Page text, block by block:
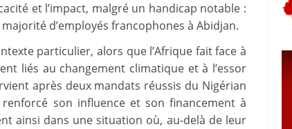
et l’impact, malgré un handicap notable :
d’employés francophones à Abidjan.
particulier, alors que l’Afrique fait face à
liés au changement climatique et à l’essor
après deux mandats réussis du Nigérian
son influence et son financement à
ainsi dans une situation où, au-delà de leur